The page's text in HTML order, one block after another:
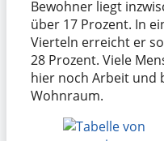
Bewohner liegt
über 17 Prozent. In
Vierteln erreicht er
28 Prozent. Viele
hier noch Arbeit und
Wohnraum.